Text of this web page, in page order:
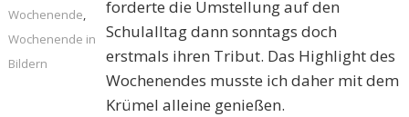
forderte die Umstellung auf den
Schulalltag dann sonntags doch
erstmals ihren Tribut. Das Highlight des
Wochenendes musste ich daher mit dem
Krümel alleine genießen.
Wochenende,
Wochenende in
Bildern